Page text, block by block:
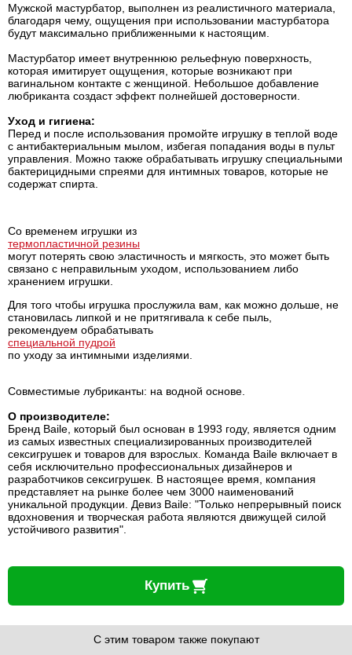
Мужской мастурбатор, выполнен из реалистичного материала,
благодаря чему, ощущения при использовании мастурбатора
будут максимально приближенными к настоящим.
Мастурбатор имеет внутреннюю рельефную поверхность,
которая имитирует ощущения, которые возникают при
вагинальном контакте с женщиной. Небольшое добавление
любриканта создаст эффект полнейшей достоверности.
Уход и гигиена:
Перед и после использования промойте игрушку в теплой воде
с антибактериальным мылом, избегая попадания воды в пульт
управления. Можно также обрабатывать игрушку специальными
бактерицидными спреями для интимных товаров, которые не
содержат спирта.
Со временем игрушки из
термопластичной резины
могут потерять свою эластичность и мягкость, это может быть
связано с неправильным уходом, использованием либо
хранением игрушки.
Для того чтобы игрушка прослужила вам, как можно дольше, не
становилась липкой и не притягивала к себе пыль,
рекомендуем обрабатывать
специальной пудрой
по уходу за интимными изделиями.
Совместимые лубриканты: на водной основе.
О производителе:
Бренд Baile, который был основан в 1993 году, является одним
из самых известных специализированных производителей
сексигрушек и товаров для взрослых. Команда Baile включает в
себя исключительно профессиональных дизайнеров и
разработчиков сексигрушек. В настоящее время, компания
представляет на рынке более чем 3000 наименований
уникальной продукции. Девиз Baile: "Только непрерывный поиск
вдохновения и творческая работа являются движущей силой
устойчивого развития".
Купить
С этим товаром также покупают